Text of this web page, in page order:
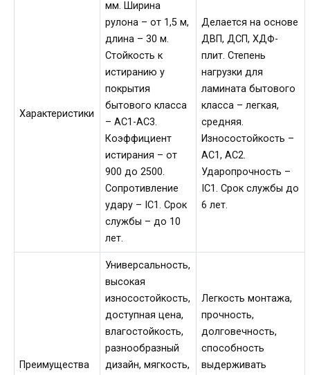
Характеристики
мм. Ширина
рулона – от 1,5 м,
длина – 30 м.
Стойкость к
истиранию у
покрытия
бытового класса
– АС1-АС3.
Коэффициент
истирания – от
900 до 2500.
Сопротивление
удару – IC1. Срок
службы – до 10
лет.
Делается на основе
ДВП, ДСП, ХДФ-
плит. Степень
нагрузки для
ламината бытового
класса – легкая,
средняя.
Износостойкость –
AC1, AC2.
Ударопрочность –
IC1. Срок службы до
6 лет.
Преимущества
Универсальность,
высокая
износостойкость,
доступная цена,
влагостойкость,
разнообразный
дизайн, мягкость,
Легкость монтажа,
прочность,
долговечность,
способность
выдерживать